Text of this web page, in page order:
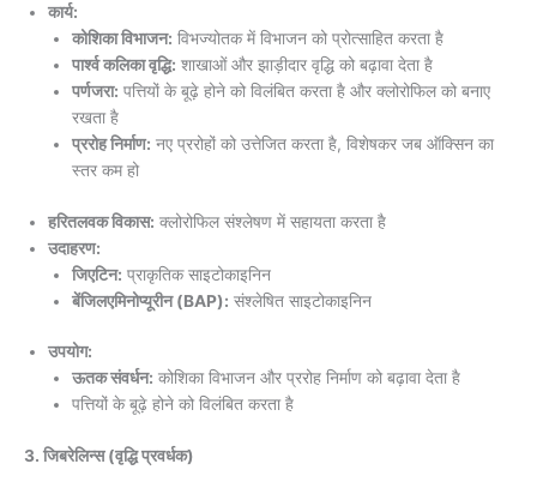
कार्य:
कोशिका विभाजन: विभज्योतक में विभाजन को प्रोत्साहित करता है
पार्श्व कलिका वृद्धि: शाखाओं और झाड़ीदार वृद्धि को बढ़ावा देता है
पर्णजरा: पत्तियों के बूढ़े होने को विलंबित करता है और क्लोरोफिल को बनाए
रखता है
प्ररोह निर्माण: नए प्ररोहों को उत्तेजित करता है, विशेषकर जब ऑक्सिन का
स्तर कम हो
हरितलवक विकास: क्लोरोफिल संश्लेषण में सहायता करता है
उदाहरण:
जिएटिन: प्राकृतिक साइटोकाइनिन
बेंजिलएमिनोप्यूरीन (BAP): संश्लेषित साइटोकाइनिन
उपयोग:
ऊतक संवर्धन: कोशिका विभाजन और प्ररोह निर्माण को बढ़ावा देता है
पत्तियों के बूढ़े होने को विलंबित करता है
3. जिबरेलिन्स (वृद्धि प्रवर्धक)